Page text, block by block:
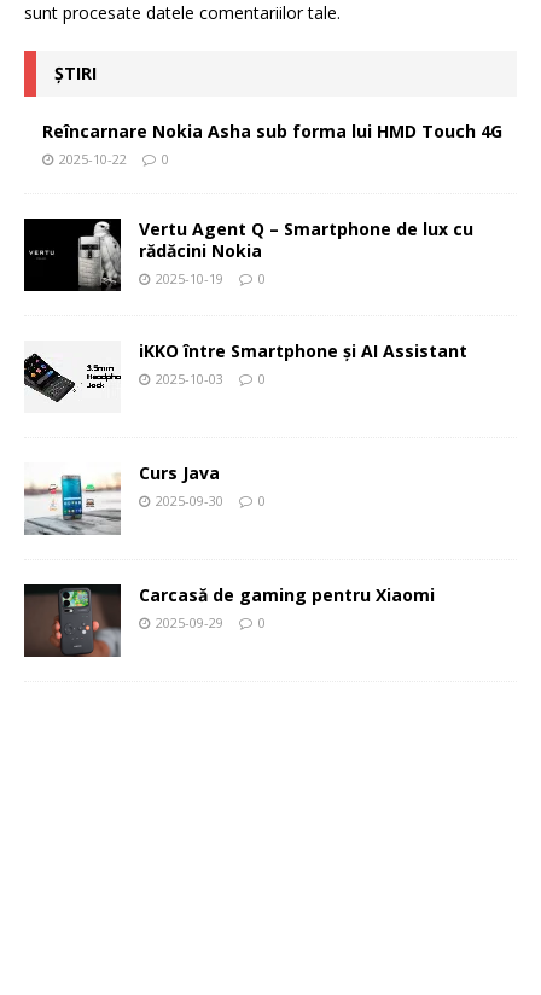
sunt procesate datele comentariilor tale.
ȘTIRI
Reîncarnare Nokia Asha sub forma lui HMD Touch 4G
2025-10-22 0
Vertu Agent Q – Smartphone de lux cu
rădăcini Nokia
2025-10-19 0
iKKO între Smartphone și AI Assistant
2025-10-03 0
Curs Java
2025-09-30 0
Carcasă de gaming pentru Xiaomi
2025-09-29 0